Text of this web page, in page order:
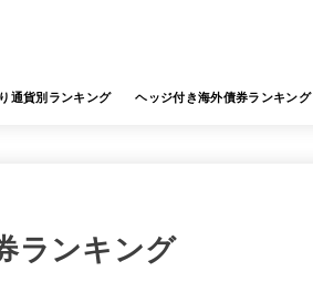
通貨別ランキング ヘッジ付き海外債券ランキング
ランキング